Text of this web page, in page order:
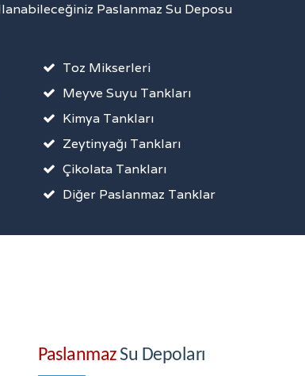
Paslanmaz Su Deposu
Toz Mikserleri
Meyve Suyu Tankları
Kimya Tankları
Zeytinyağı Tankları
Çikolata Tankları
Diğer Paslanmaz Tanklar
PaslanmazSu Depoları